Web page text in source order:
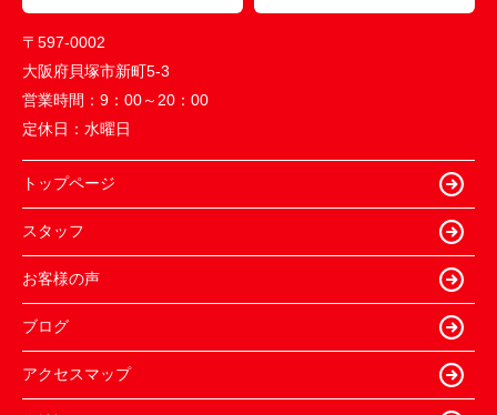
〒597-0002
大阪府貝塚市新町5-3
営業時間： 9：00～20：00
定休日： 水曜日
トップページ
スタッフ
お客様の声
ブログ
アクセスマップ